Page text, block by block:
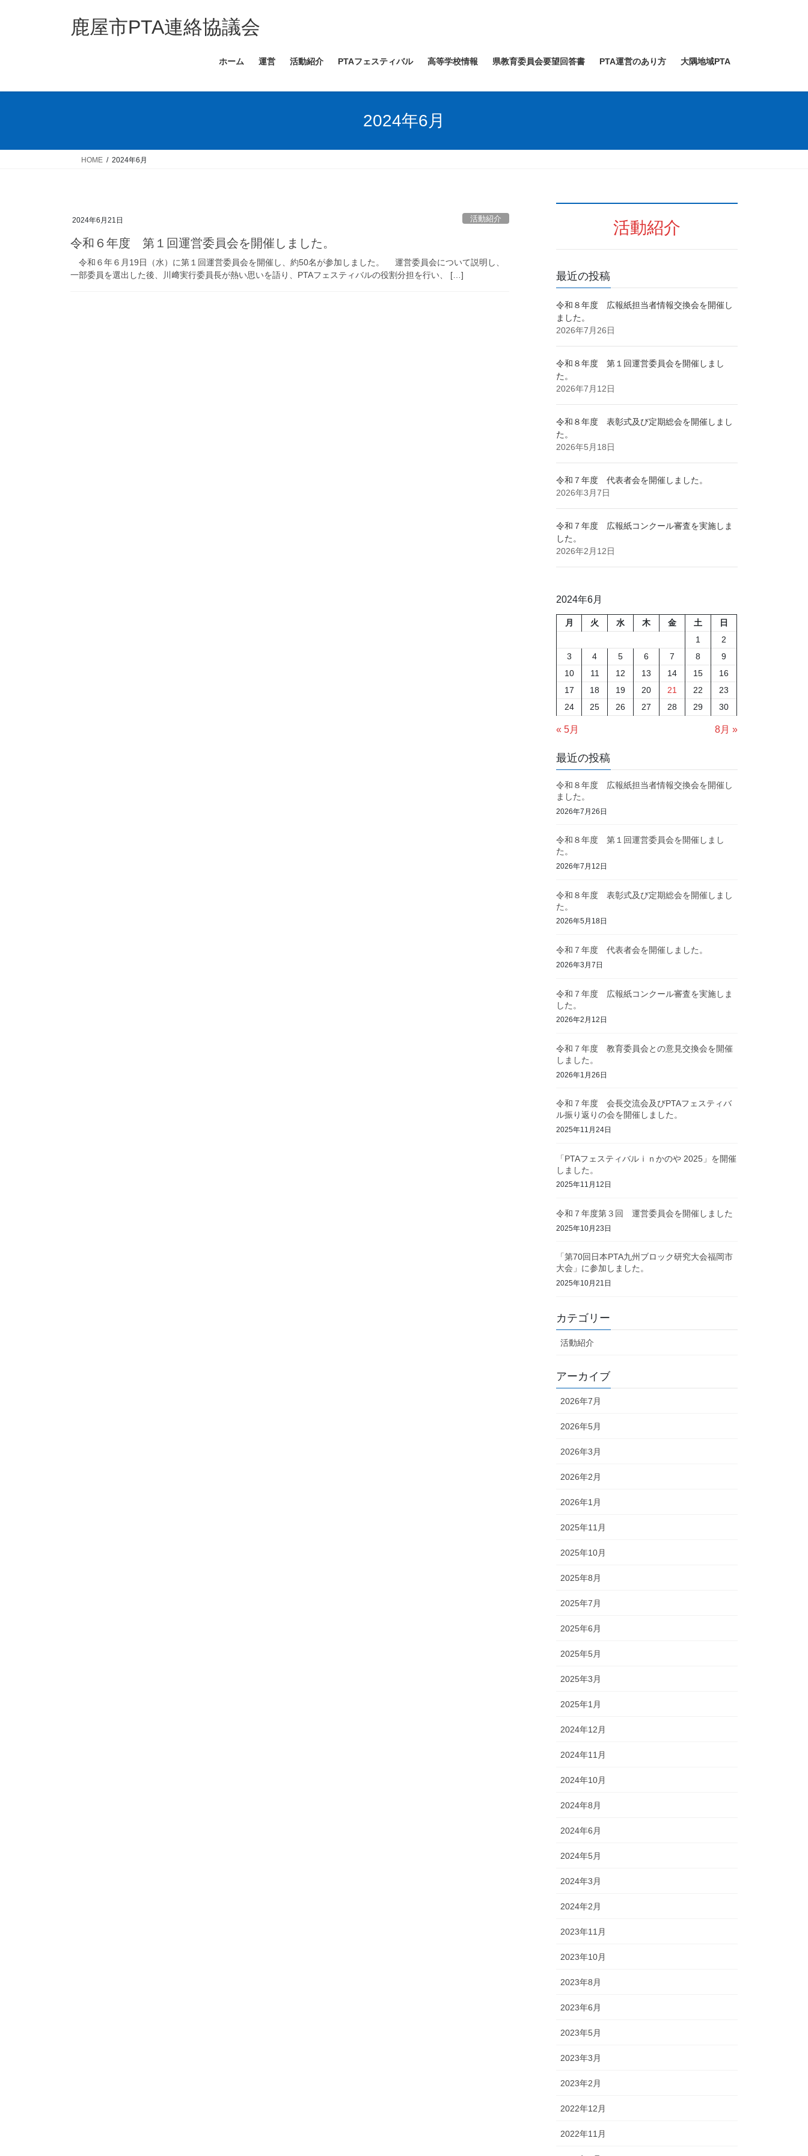
ス
ン
鹿屋市PTA連絡協議会
ホーム 運営 活動紹介 PTAフェスティバル 高等学校情報 県教育委員会要望回答書 PTA運営のあり方 大隅地域PTA
2024年6月
HOME 2024年6月
2024年6月21日 活動紹介
令和６年度 第１回運営委員会を開催しました。
令和６年６月19日（水）に第１回運営委員会を開催し、約50名が参加しました。 運営委員会について説明し、
一部委員を選出した後、川﨑実行委員長が熱い思いを語り、PTAフェスティバルの役割分担を行い、 […]
活動紹介
最近の投稿
令和８年度 広報紙担当者情報交換会を開催し
ました。
2026年7月26日
令和８年度 第１回運営委員会を開催しまし
た。
2026年7月12日
令和８年度 表彰式及び定期総会を開催しまし
た。
2026年5月18日
令和７年度 代表者会を開催しました。
2026年3月7日
令和７年度 広報紙コンクール審査を実施しま
した。
2026年2月12日
2024年6月
月 火 水 木 金 土
日
1
2
3
4 5 6 7 8
9
10
11 12 13 14 15
16
17
18 19 20 21 22
23
24
25 26 27 28 29 30
« 5月 8月 »
最近の投稿
令和８年度 広報紙担当者情報交換会を開催し
ました。
2026年7月26日
令和８年度 第１回運営委員会を開催しまし
た。
2026年7月12日
令和８年度 表彰式及び定期総会を開催しまし
た。
2026年5月18日
令和７年度 代表者会を開催しました。
2026年3月7日
令和７年度 広報紙コンクール審査を実施しま
した。
2026年2月12日
令和７年度 教育委員会との意見交換会を開催
しました。
2026年1月26日
令和７年度 会長交流会及びPTAフェスティバ
ル振り返りの会を開催しました。
2025年11月24日
「PTAフェスティバルｉｎかのや 2025」を開催
しました。
2025年11月12日
令和７年度第３回 運営委員会を開催しました
2025年10月23日
「第70回日本PTA九州ブロック研究大会福岡市
大会」に参加しました。
2025年10月21日
カテゴリー
活動紹介
アーカイブ
2026年7月
2026年5月
2026年3月
2026年2月
2026年1月
2025年11月
2025年10月
2025年8月
2025年7月
2025年6月
2025年5月
2025年3月
2025年1月
2024年12月
2024年11月
2024年10月
2024年8月
2024年6月
2024年5月
2024年3月
2024年2月
2023年11月
2023年10月
2023年8月
2023年6月
2023年5月
2023年3月
2023年2月
2022年12月
2022年11月